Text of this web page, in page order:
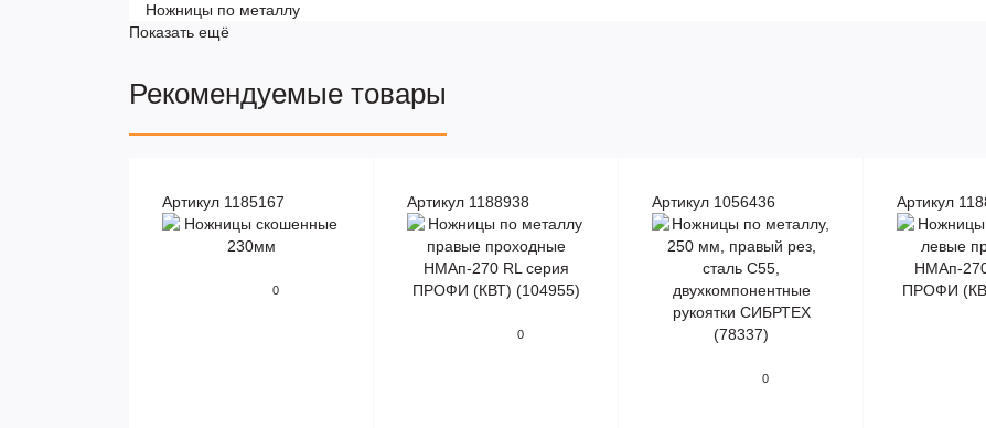
Ножницы по металлу
Показать ещё
Рекомендуемые товары
Артикул 1185167
0
Артикул 1188938
0
Артикул 1056436
0
Артикул